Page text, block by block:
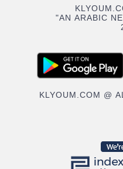
"AN ARABIC
KLYOUM.COM @